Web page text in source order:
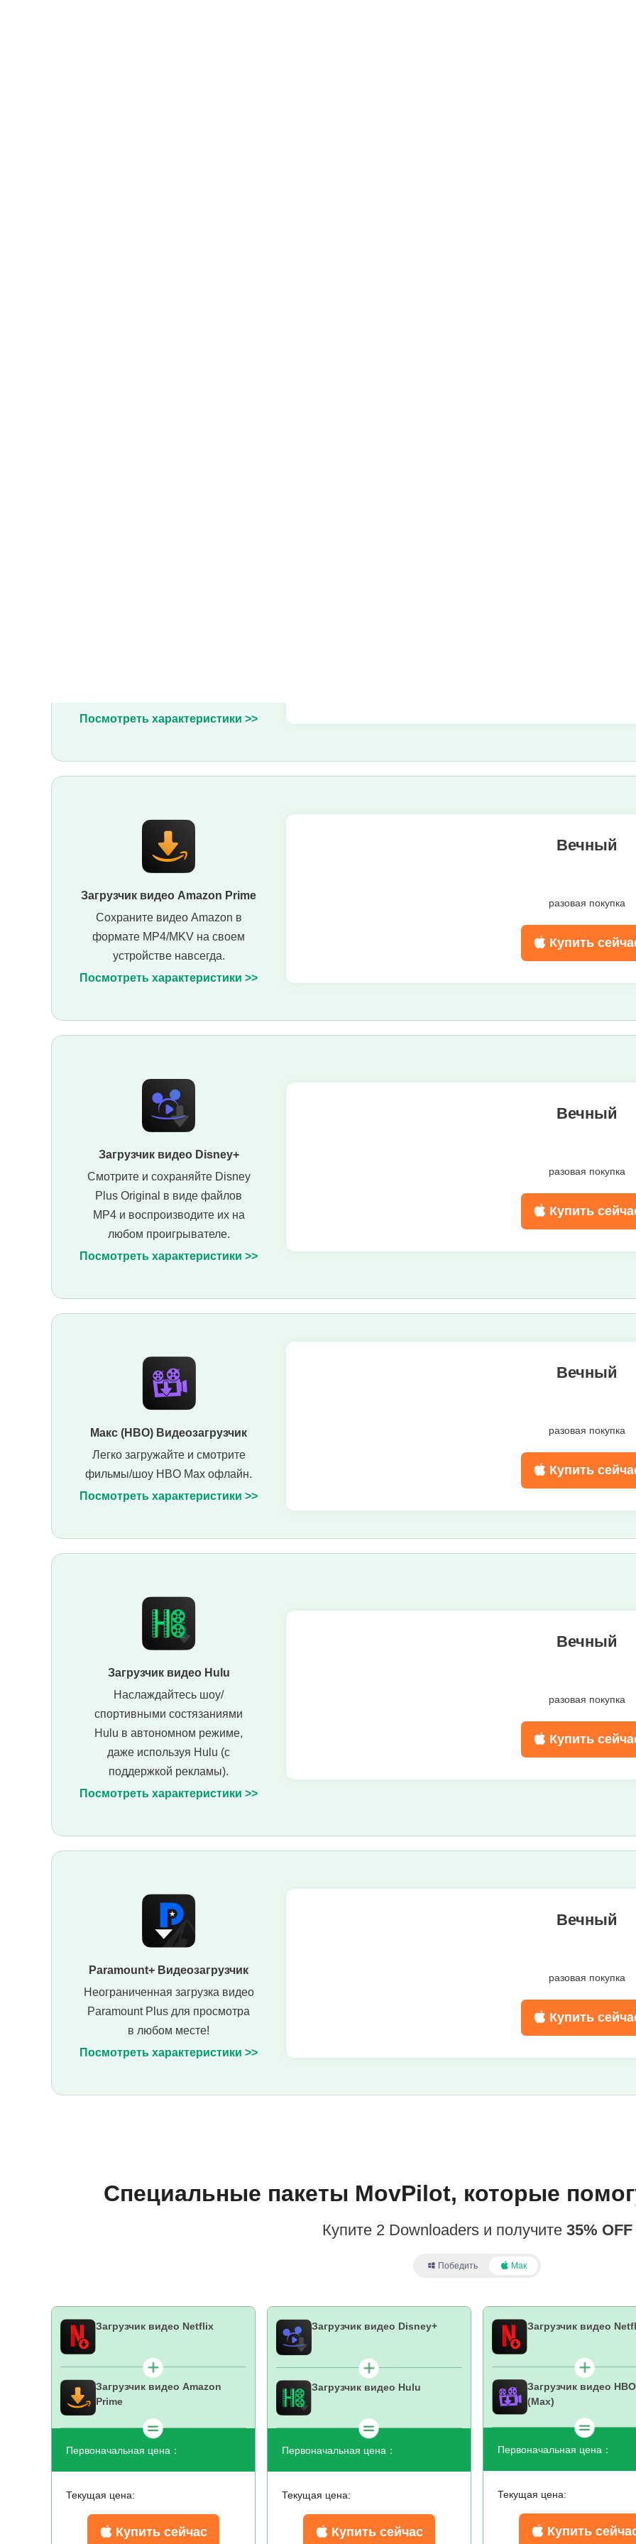
Посмотреть характеристики >>
Загрузчик видео Amazon Prime
Сохраните видео Amazon в
формате MP4/MKV на своем
устройстве навсегда.
Посмотреть характеристики >>
Вечный
разовая покупка
Купить
Загрузчик видео Disney+
Смотрите и сохраняйте Disney
Plus Original в виде файлов
MP4 и воспроизводите их на
любом проигрывателе.
Посмотреть характеристики >>
Вечный
разовая покупка
Купить
Макс (HBO) Видеозагрузчик
Легко загружайте и смотрите
фильмы/шоу HBO Max офлайн.
Посмотреть характеристики >>
Вечный
разовая покупка
Купить
Загрузчик видео Hulu
Наслаждайтесь шоу/
спортивными состязаниями
Hulu в автономном режиме,
даже используя Hulu (с
поддержкой рекламы).
Посмотреть характеристики >>
Вечный
разовая покупка
Купить
Paramount+ Видеозагрузчик
Неограниченная загрузка видео
Paramount Plus для просмотра
в любом месте!
Посмотреть характеристики >>
Вечный
разовая покупка
Купить
Специальные пакеты MovPilot, которые
Купите 2 Downloaders и получите 35% OFF
Победить Мак
Загрузчик видео Netflix
Загрузчик видео Amazon
Prime
Первоначальная цена：
Текущая цена:
Купить сейчас
Загрузчик видео Disney+
Загрузчик видео Hulu
Первоначальная цена：
Текущая цена:
Купить сейчас
Загрузчик видео
Загрузчик видео HBO
(Max)
Первоначальная цена：
Текущая цена:
Купить